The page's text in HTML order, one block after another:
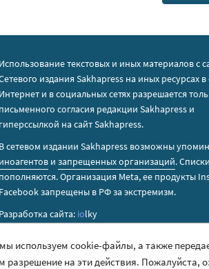
Использование текстовых и иных материалов с
издания Sakhapress на иных ресурсах в
Интернет и в социальных сетях разрешается
письменного согласия редакции Sakhapress и
гиперссылкой на сайт Sakhapress.
В сетевом издании Sakhapress возможны
иноагентов изапрещенных организаций. Списки
пополняются. Организация Metа, ее продукты
Facebook запрещены в РФ за экстремизм.
Разработка сайта: iolky
используем cookie-файлы, а также
на эти действия. Пожалуйста,